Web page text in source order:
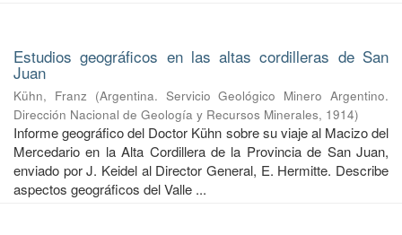
Estudios geográficos en las altas cordilleras de San
Juan
Kühn, Franz (Argentina. Servicio Geológico Minero Argentino.
Dirección Nacional de Geología y Recursos Minerales, 1914)
Informe geográfico del Doctor Kühn sobre su viaje al Macizo del
Mercedario en la Alta Cordillera de la Provincia de San Juan,
enviado por J. Keidel al Director General, E. Hermitte. Describe
aspectos geográficos del Valle ...